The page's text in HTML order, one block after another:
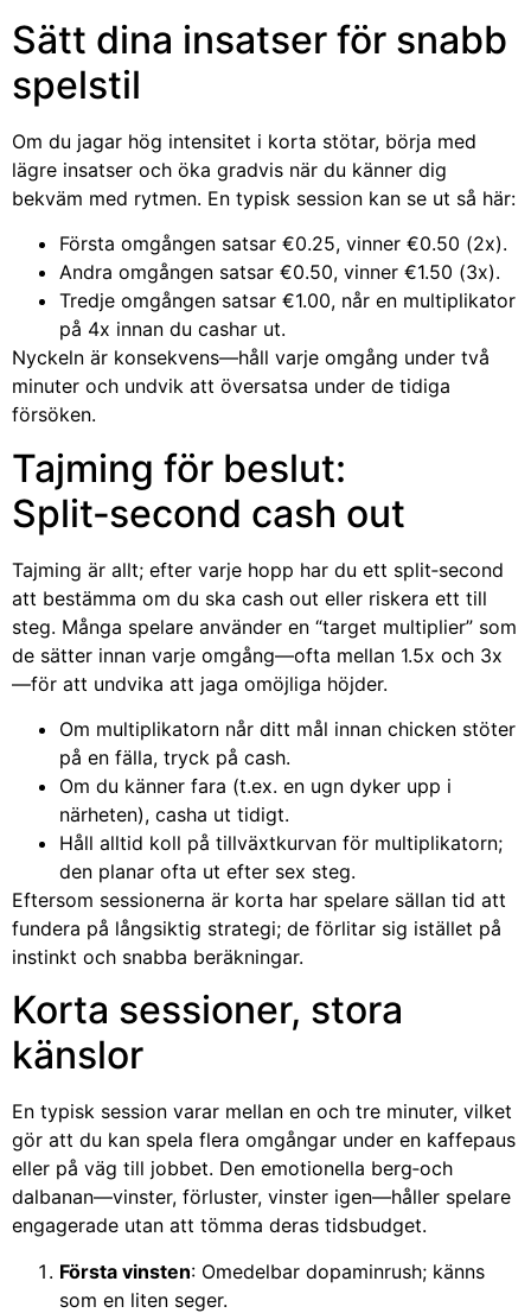
Sätt dina insatser för snabb
spelstil
Om du jagar hög intensitet i korta stötar, börja med
lägre insatser och öka gradvis när du känner dig
bekväm med rytmen. En typisk session kan se ut så här:
Första omgången satsar €0.25, vinner €0.50 (2x).
Andra omgången satsar €0.50, vinner €1.50 (3x).
Tredje omgången satsar €1.00, når en multiplikator
på 4x innan du cashar ut.
Nyckeln är konsekvens—håll varje omgång under två
minuter och undvik att över­satsa under de tidiga
försöken.
Tajming för beslut:
Split‑second cash out
Tajming är allt; efter varje hopp har du ett split‑second
att bestämma om du ska cash out eller riskera ett till
steg. Många spelare använder en “target multiplier” som
de sätter innan varje omgång—ofta mellan 1.5x och 3x
—för att undvika att jaga omöjliga höjder.
Om multiplikatorn når ditt mål innan chicken stöter
på en fälla, tryck på cash.
Om du känner fara (t.ex. en ugn dyker upp i
närheten), casha ut tidigt.
Håll alltid koll på tillväxtkurvan för multiplikatorn;
den planar ofta ut efter sex steg.
Eftersom sessionerna är korta har spelare sällan tid att
fundera på långsiktig strategi; de förlitar sig istället på
instinkt och snabba beräkningar.
Korta sessioner, stora
känslor
En typisk session varar mellan en och tre minuter, vilket
gör att du kan spela flera omgångar under en kaffepaus
eller på väg till jobbet. Den emotionella berg‑och
dalbanan—vinster, förluster, vinster igen—håller spelare
engagerade utan att tömma deras tidsbudget.
Första vinsten: Omedelbar dopaminrush; känns
som en liten seger.